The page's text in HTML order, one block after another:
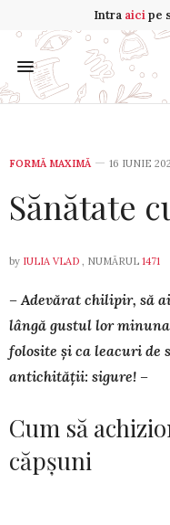
Intra aicipe
FORMĂ MAXIMĂ 16 IUNIE
Sănătate
by IULIA VLAD , NUMĂRUL 1471
– Adevărat chilipir, să
lângă gustul lor
fo­losite și ca leacuri de
anti­chității: sigure! –
Cum să
căpșuni